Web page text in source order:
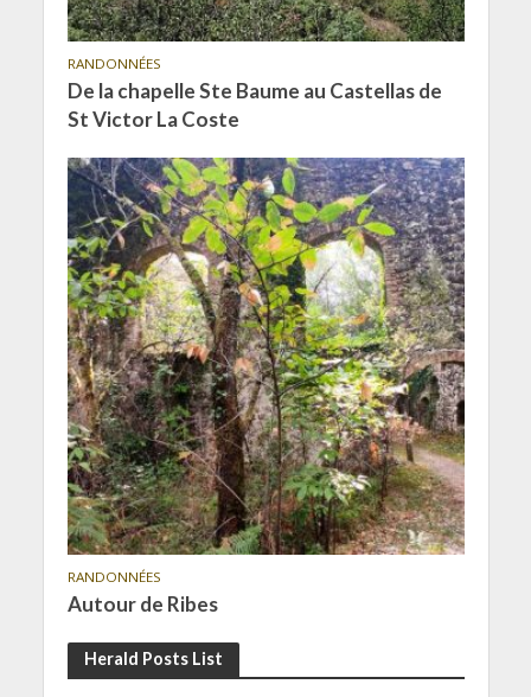
RANDONNÉES
De la chapelle Ste Baume au Castellas de
St Victor La Coste
RANDONNÉES
Autour de Ribes
Herald Posts List